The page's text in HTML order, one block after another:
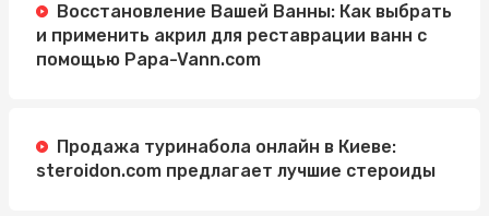
Восстановление Вашей Ванны: Как выбрать
и применить акрил для реставрации ванн с
помощью Papa-Vann.com
Продажа туринабола онлайн в Киеве:
steroidon.com предлагает лучшие стероиды